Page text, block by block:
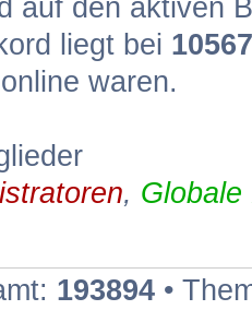
auf den aktiven
liegt bei 10567
waren.
, Globale
193894 •